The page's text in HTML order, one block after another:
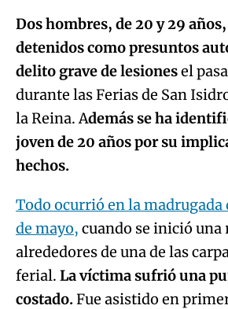
Dos hombres, de 20 y 29
detenidos como presuntos
delito grave de lesionesel
durante las Ferias de San
la Reina. Además se ha
joven de 20 años por su
hechos.
Todo ocurrió en la madrugada
de mayo, cuando se inició una
alrededores de una de las
ferial. La víctima sufrió una
costado.Fue asistido en